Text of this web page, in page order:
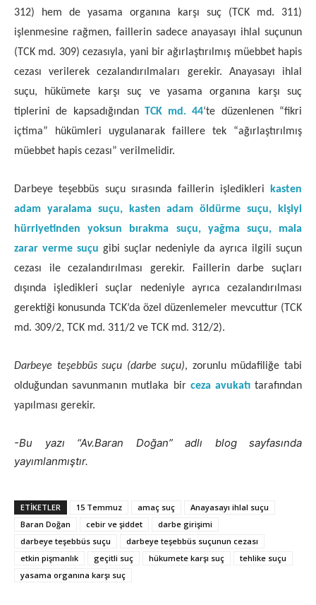
312) hem de yasama organına karşı suç (TCK md. 311)
işlenmesine rağmen, faillerin sadece anayasayı ihlal suçunun
(TCK md. 309) cezasıyla, yani bir ağırlaştırılmış müebbet hapis
cezası verilerek cezalandırılmaları gerekir. Anayasayı ihlal
suçu, hükümete karşı suç ve yasama organına karşı suç
tiplerini de kapsadığından TCK md. 44‘te düzenlenen “fikri
içtima” hükümleri uygulanarak faillere tek “ağırlaştırılmış
müebbet hapis cezası” verilmelidir.
Darbeye teşebbüs suçu sırasında faillerin işledikleri
kasten
adam yaralama suçu,
kasten adam öldürme suçu,
kişiyi
hürriyetinden yoksun bırakma suçu,
yağma suçu,
mala
zarar verme suçu gibi suçlar nedeniyle da ayrıca ilgili suçun
cezası ile cezalandırılması gerekir. Faillerin darbe suçları
dışında işledikleri suçlar nedeniyle ayrıca cezalandırılması
gerektiği konusunda TCK’da özel düzenlemeler mevcuttur (TCK
md. 309/2, TCK md. 311/2 ve TCK md. 312/2).
Darbeye teşebbüs suçu (darbe suçu), zorunlu müdafiliğe tabi
olduğundan savunmanın mutlaka bir ceza avukatıtarafından
yapılması gerekir.
-Bu yazı “Av.Baran Doğan” adlı blog sayfasında
yayımlanmıştır.
ETIKETLER 15 Temmuz amaç suç
Anayasayı ihlal suçu
Baran Doğan
cebir ve şiddet
darbe girişimi
darbeye teşebbüs suçu
darbeye teşebbüs suçunun cezası
etkin pişmanlık
geçitli suç hükumete karşı suç
tehlike suçu
yasama organına karşı suç